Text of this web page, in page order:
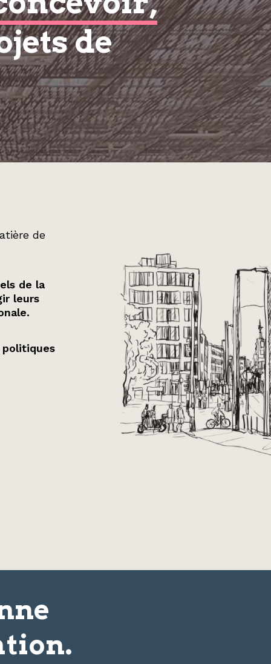
de
de
de la
leurs